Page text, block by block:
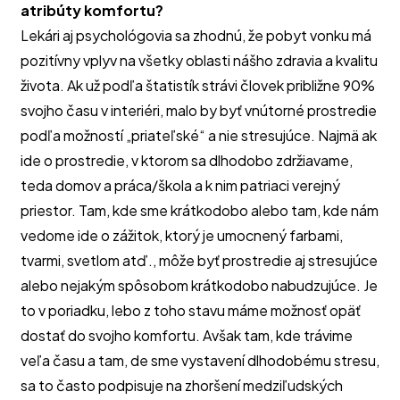
atribúty komfortu?
Lekári aj psychológovia sa zhodnú, že pobyt vonku má
pozitívny vplyv na všetky oblasti nášho zdravia a kvalitu
života. Ak už podľa štatistík strávi človek približne 90%
svojho času v interiéri, malo by byť vnútorné prostredie
podľa možností „priateľské“ a nie stresujúce. Najmä ak
ide o prostredie, v ktorom sa dlhodobo zdržiavame,
teda domov a práca/škola a k nim patriaci verejný
priestor. Tam, kde sme krátkodobo alebo tam, kde nám
vedome ide o zážitok, ktorý je umocnený farbami,
tvarmi, svetlom atď., môže byť prostredie aj stresujúce
alebo nejakým spôsobom krátkodobo nabudzujúce. Je
to v poriadku, lebo z toho stavu máme možnosť opäť
dostať do svojho komfortu. Avšak tam, kde trávime
veľa času a tam, de sme vystavení dlhodobému stresu,
sa to často podpisuje na zhoršení medziľudských